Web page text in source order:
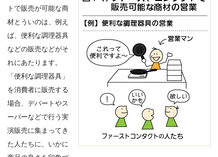
トで販売が可能な商
材とういのは、例え
ば、便利な調理器具
などの販売などがそ
れにあたります。
「便利な調理器具」
を消費者に販売する
場合、デパートやス
ーパーなどで行う実
演販売に集まってき
た人たちに、いかに